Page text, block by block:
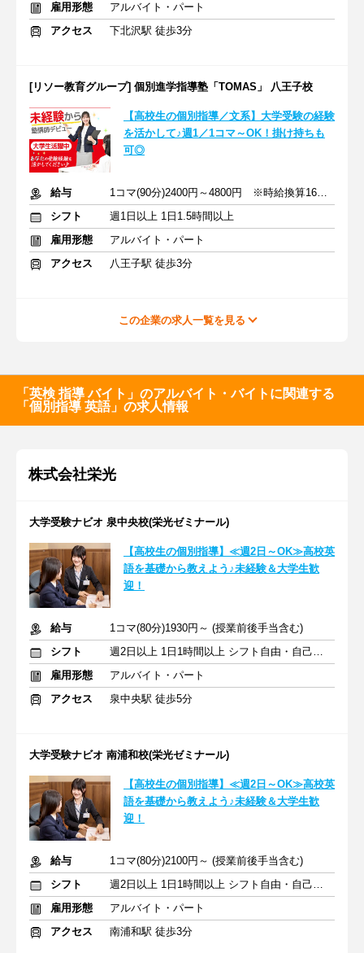
雇用形態
アルバイト・パート
アクセス
下北沢駅 徒歩3分
[リソー教育グループ] 個別進学指導塾「TOMAS」 八王子校
【高校生の個別指導／文系】大学受験の経験
を活かして♪週1／1コマ～OK！掛け持ちも
可◎
給与
1コマ(90分)2400円～4800円 ※時給換算1600円～3200円
シフト
週1日以上 1日1.5時間以上
雇用形態
アルバイト・パート
アクセス
八王子駅 徒歩3分
この企業の求人一覧を見る
「英検 指導 バイト」のアルバイト・バイトに関連する
「個別指導 英語」の求人情報
株式会社栄光
大学受験ナビオ 泉中央校(栄光ゼミナール)
【高校生の個別指導】≪週2日～OK≫高校英
語を基礎から教えよう♪未経験＆大学生歓
迎！
給与
1コマ(80分)1930円～ (授業前後手当含む)
シフト
週2日以上 1日1時間以上 シフト自由・自己申告
雇用形態
アルバイト・パート
アクセス
泉中央駅 徒歩5分
大学受験ナビオ 南浦和校(栄光ゼミナール)
【高校生の個別指導】≪週2日～OK≫高校英
語を基礎から教えよう♪未経験＆大学生歓
迎！
給与
1コマ(80分)2100円～ (授業前後手当含む)
シフト
週2日以上 1日1時間以上 シフト自由・自己申告
雇用形態
アルバイト・パート
アクセス
南浦和駅 徒歩3分